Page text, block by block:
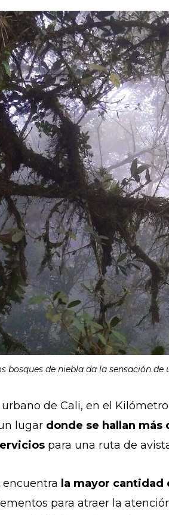
bosques de niebla da la sensación
de Cali, en el
lugar donde se hallan más
para una ruta de
encuentra la mayor
para atraer la